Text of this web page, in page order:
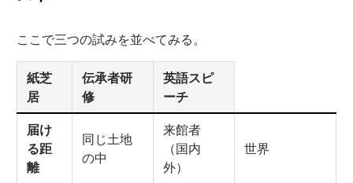
ここで三つの試みを並べてみる。
紙芝
居
伝承者研
修
英語スピ
ーチ
届け
る距
離
同じ土地
の中
来館者
（国内
外）
世界